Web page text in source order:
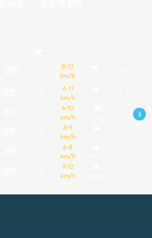
8-13
km/h
6-11
km/h
6-10
km/h
6-9
km/h
6-8
km/h
9-12
km/h
›